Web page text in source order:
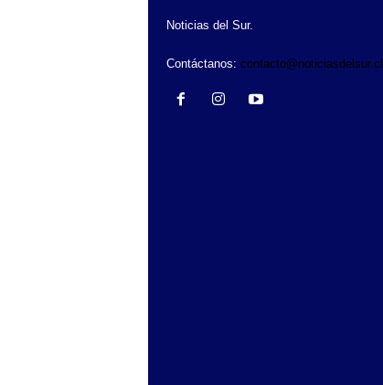
Noticias del Sur.
Contáctanos: contacto@noticiasdelsur.cl